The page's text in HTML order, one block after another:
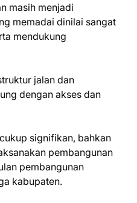
masih menjadi
memadai dinilai sangat
mendukung
jalan dan
dengan akses dan
signifikan, bahkan
pembangunan
pembangunan
kabupaten.